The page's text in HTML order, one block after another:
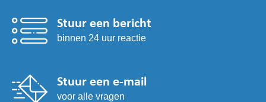
Stuur een bericht
binnen 24 uur reactie
Stuur een e-mail
voor alle vragen